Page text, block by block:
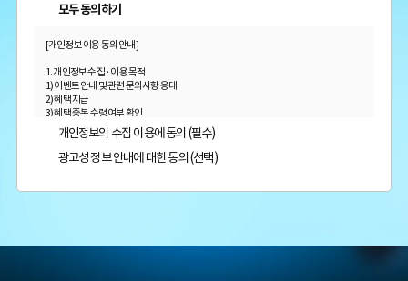
모두 동의하기
[개인정보 이용 동의 안내]
1. 개인정보 수집 · 이용 목적
1) 이벤트 안내 및 관련 문의사항 응대
2) 혜택 지급
3) 혜택 중복 수령 여부 확인
4) 광고성 정보 수신에 별도 동의한 자에 한하여 해커스 감정평가사를 비롯한 해커스 교육
그룹의 새로운 서비스 신상품이나 이벤트, 최신 정보 안내 등 회원님의 취향에 맞는 최적
의 서비스를 제공하기 위함
(해커스교육그룹: 해커스 어학원, 해커스인강, 해커스프랩, 해커스톡, 해커스중국어, 해
방, 해커스공인중개사, 해커스주택관리사, 해커스편입 등)
3. 개인정보 보유/이용 기간:수집한 개인정보는 회원 탈퇴 시까지 보관합니다. 단, 이벤트
개인정보의 수집 이용에 동의 (필수)
광고성 정보 안내에 대한 동의 (선택)
합격할 수 있었습니다.
합격생 양*성님
다른 학원 강의를 모두
들어봤지만, 해커스
센세이셔널 하고,
시키는대로